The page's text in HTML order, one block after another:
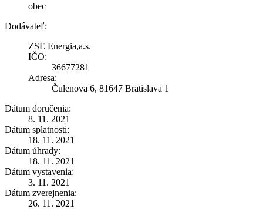
obec
Dodávateľ:
ZSE Energia,a.s.
IČO:
36677281
Adresa:
Čulenova 6, 81647 Bratislava 1
Dátum doručenia:
8. 11. 2021
Dátum splatnosti:
18. 11. 2021
Dátum úhrady:
18. 11. 2021
Dátum vystavenia:
3. 11. 2021
Dátum zverejnenia:
26. 11. 2021